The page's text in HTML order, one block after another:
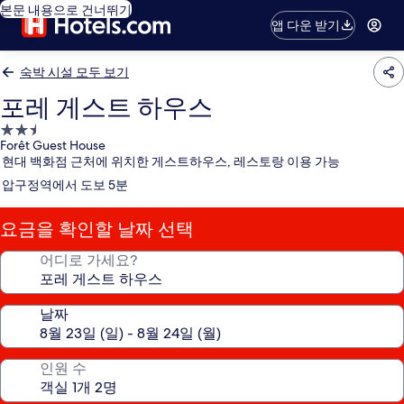
본문 내용으로 건너뛰기
앱 다운 받기
숙박 시설 모두 보기
포레 게스트 하우스
2.5
성
급
숙
박
시
설
Forêt Guest House
현대 백화점 근처에 위치한 게스트하우스, 레스토랑 이용 가능
압구정역에서 도보 5분
요금을 확인할 날짜 선택
어디로 가세요?
날짜
인원 수